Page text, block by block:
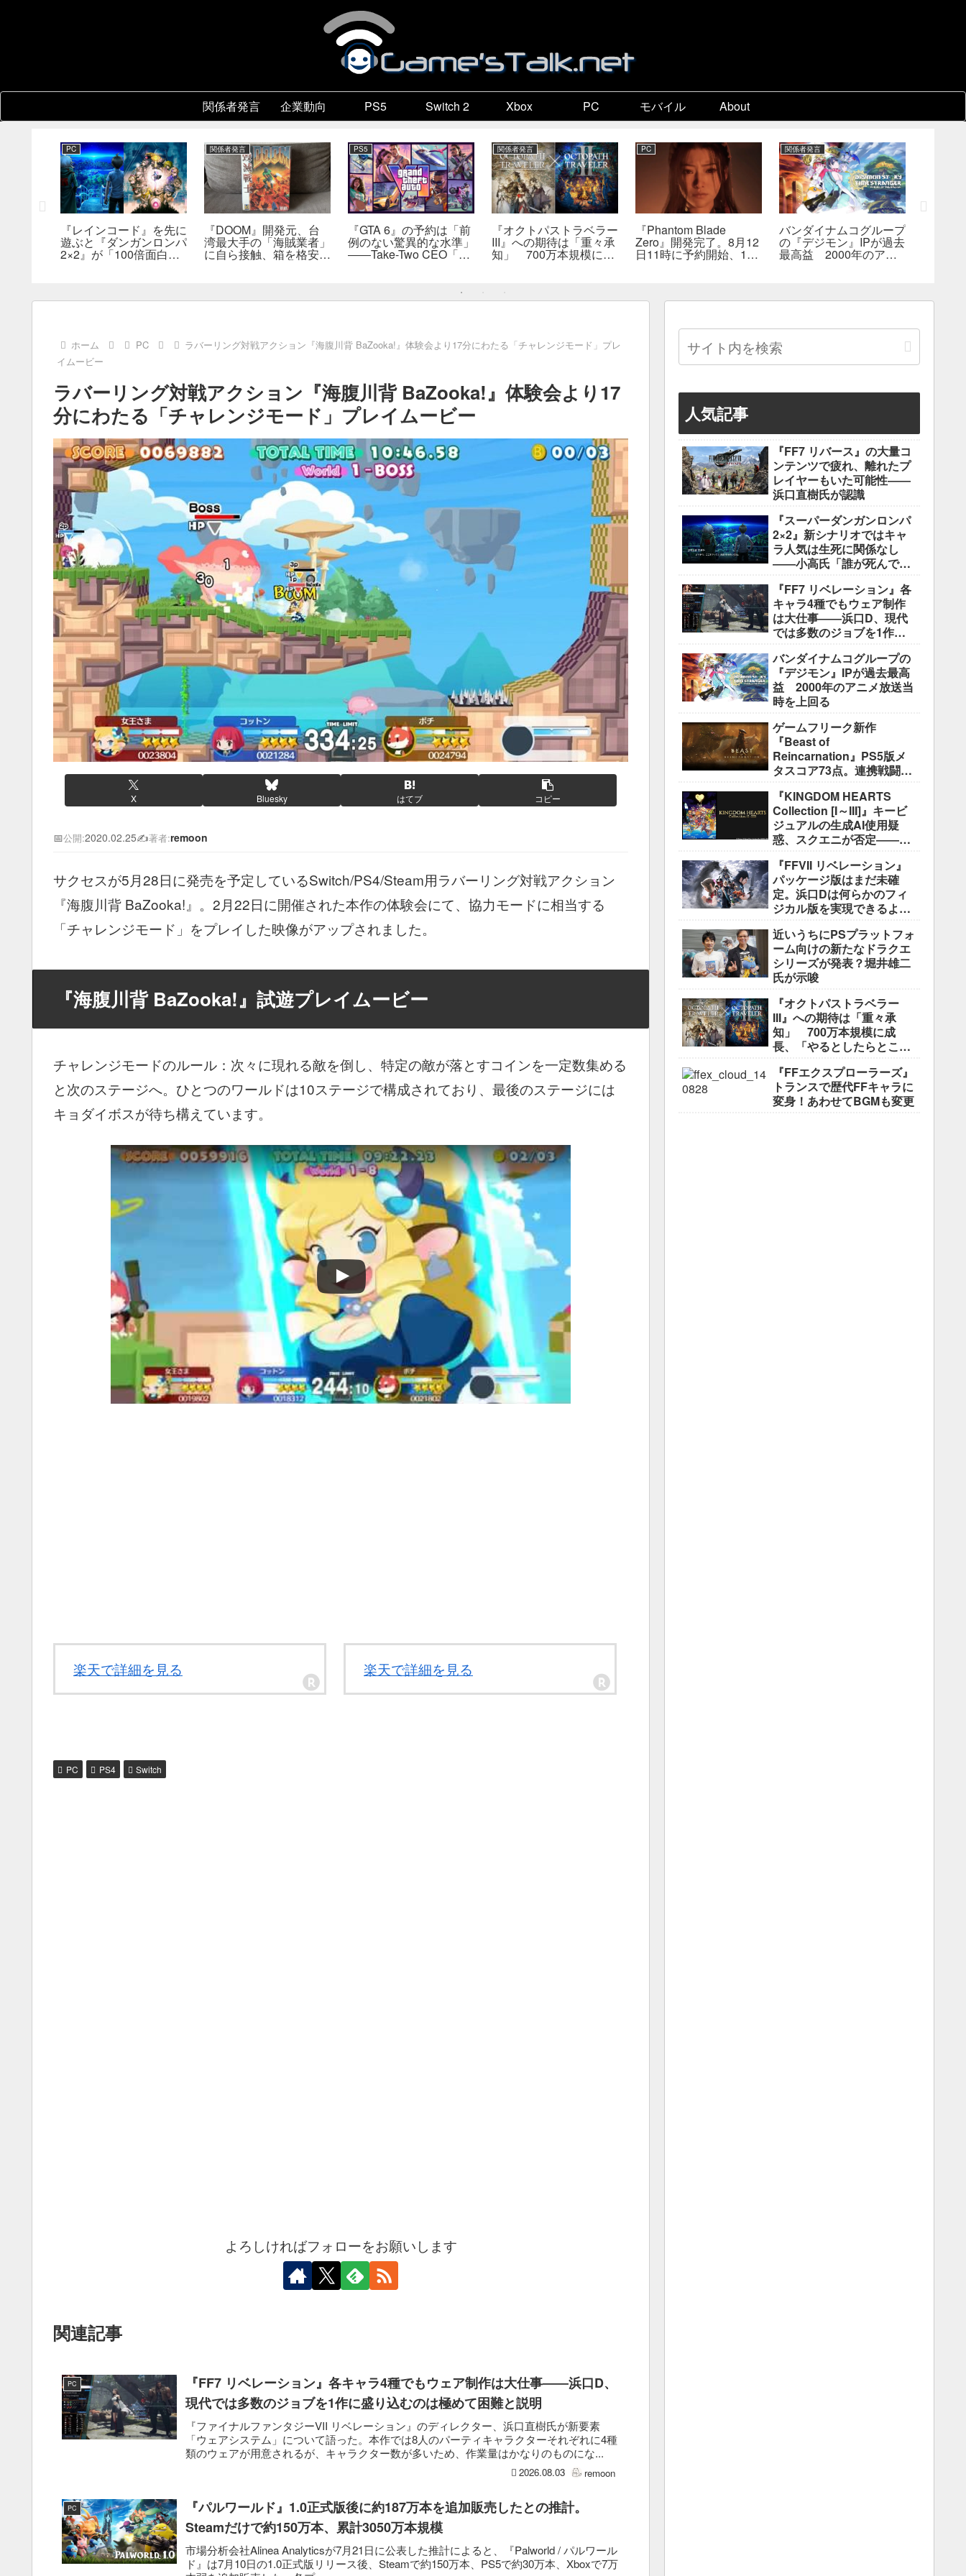
関係者発言 企業動向 PS5 Switch 2 Xbox PC モバイル About
PC
『レインコード』を先に
遊ぶと『ダンガンロンパ
2×2』が「100倍面白く
関係者発言
『DOOM』開発元、台
湾最大手の「海賊業者」
に自ら接触、箱を格安で
PS5
『GTA 6』の予約は「前
例のない驚異的な水準」
――Take-Two CEO「販
関係者発言
『オクトパストラベラー
III』への期待は「重々承
知」 700万本規模に成
也氏
PC
『Phantom Blade
Zero』開発完了。8月12
日11時に予約開始、11
関係者発言
バンダイナムコグループ
の『デジモン』IPが過去
最高益 2000年のアニ
ホーム PC
ラバーリング対戦アクション『海腹川背 BaZooka!』体験会より17分にわたる「チャレンジモード」プレ
イムービー
ラバーリング対戦アクション『海腹川背 BaZooka!』体験会より17
分にわたる「チャレンジモード」プレイムービー
X Bluesky はてブ コピー
📅公開:2020.02.25✍️著者:remoon
サクセスが5月28日に発売を予定しているSwitch/PS4/Steam用ラバーリング対戦アクション
『海腹川背 BaZooka!』。2月22日に開催された本作の体験会にて、協力モードに相当する
「チャレンジモード」をプレイした映像がアップされました。
『海腹川背 BaZooka!』試遊プレイムービー
チャレンジモードのルール：次々に現れる敵を倒し、特定の敵が落とすコインを一定数集める
と次のステージへ。ひとつのワールドは10ステージで構成されており、最後のステージには
キョダイボスが待ち構えています。
楽天で詳細を見る 楽天で詳細を見る
PC PS4 Switch
よろしければフォローをお願いします
関連記事
PC
『FF7 リベレーション』各キャラ4種でもウェア制作は大仕事――浜口D、
現代では多数のジョブを1作に盛り込むのは極めて困難と説明
『ファイナルファンタジーVII リベレーション』のディレクター、浜口直樹氏が新要素
「ウェアシステム」について語った。本作では8人のパーティキャラクターそれぞれに4種
類のウェアが用意されるが、キャラクター数が多いため、作業量はかなりのものにな...
2026.08.03 remoon
PC
『パルワールド』1.0正式版後に約187万本を追加販売したとの推計。
Steamだけで約150万本、累計3050万本規模
市場分析会社Alinea Analyticsが7月21日に公表した推計によると、『Palworld / パルワール
ド』は7月10日の1.0正式版リリース後、Steamで約150万本、PS5で約30万本、Xboxで7万
人気記事
『FF7 リバース』の大量コ
ンテンツで疲れ、離れたプ
レイヤーもいた可能性――
浜口直樹氏が認識
『スーパーダンガンロンパ
2×2』新シナリオではキャ
ラ人気は生死に関係なし
――小高氏「誰が死んでも
で」
『FF7 リベレーション』各
キャラ4種でもウェア制作
は大仕事――浜口D、現代
では多数のジョブを1作に
説明
バンダイナムコグループの
『デジモン』IPが過去最高
益 2000年のアニメ放送当
時を上回る
ゲームフリーク新作
『Beast of
Reincarnation』PS5版メ
タスコア73点。連携戦闘は
き”には不満
『KINGDOM HEARTS
Collection [I～III]』キービ
ジュアルの生成AI使用疑
惑、スクエニが否定――不
ス」
『FFVII リベレーション』
パッケージ版はまだ未確
定。浜口Dは何らかのフィ
ジカル版を実現できるよう
近いうちにPSプラットフォ
ーム向けの新たなドラクエ
シリーズが発表？堀井雄二
氏が示唆
『オクトパストラベラー
III』への期待は「重々承
知」 700万本規模に成
長、「やるとしたらとこと
『FFエクスプローラーズ』
トランスで歴代FFキャラに
変身！あわせてBGMも変更